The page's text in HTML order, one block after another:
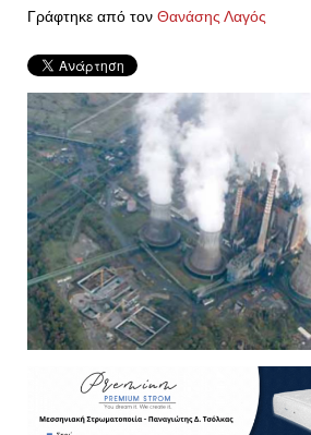
Γράφτηκε από τον Θανάσης Λαγός